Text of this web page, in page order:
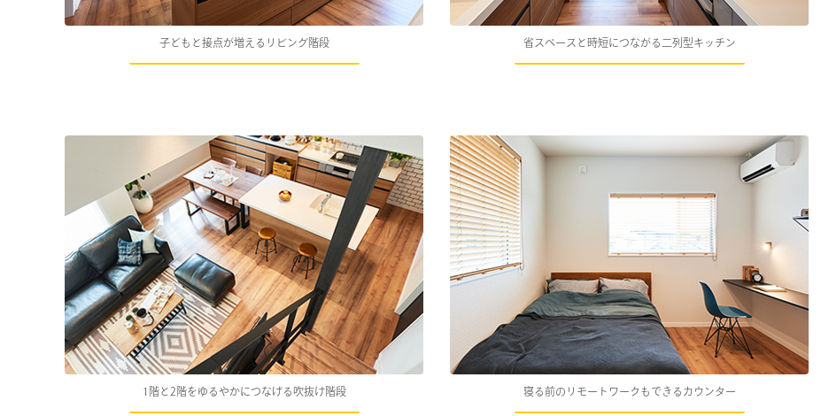
子どもと接点が増えるリビング階段 省スペースと時短につながる二列型キッチン
1階と2階をゆるやかにつなげる吹抜け階段 寝る前のリモートワークもできるカウンター